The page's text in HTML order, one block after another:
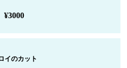
¥3000
イのカット